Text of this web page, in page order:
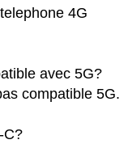
4G
avec 5G?
compatible 5G.
C?